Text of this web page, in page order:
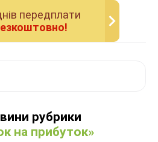
передплати
рубрики
на прибуток»